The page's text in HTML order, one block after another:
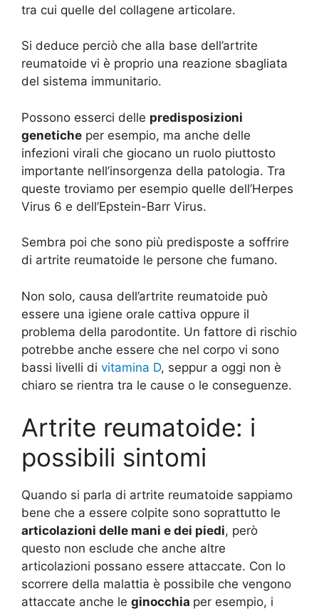
tra cui quelle del collagene articolare.
Si deduce perciò che alla base dell’artrite
reumatoide vi è proprio una reazione sbagliata
del sistema immunitario.
Possono esserci delle predisposizioni
genetiche per esempio, ma anche delle
infezioni virali che giocano un ruolo piuttosto
importante nell’insorgenza della patologia. Tra
queste troviamo per esempio quelle dell’Herpes
Virus 6 e dell’Epstein-Barr Virus.
Sembra poi che sono più predisposte a soffrire
di artrite reumatoide le persone che fumano.
Non solo, causa dell’artrite reumatoide può
essere una igiene orale cattiva oppure il
problema della parodontite. Un fattore di rischio
potrebbe anche essere che nel corpo vi sono
bassi livelli di vitamina D, seppur a oggi non è
chiaro se rientra tra le cause o le conseguenze.
Artrite reumatoide: i
possibili sintomi
Quando si parla di artrite reumatoide sappiamo
bene che a essere colpite sono soprattutto le
articolazioni delle mani e dei piedi, però
questo non esclude che anche altre
articolazioni possano essere attaccate. Con lo
scorrere della malattia è possibile che vengono
attaccate anche le ginocchia per esempio, i